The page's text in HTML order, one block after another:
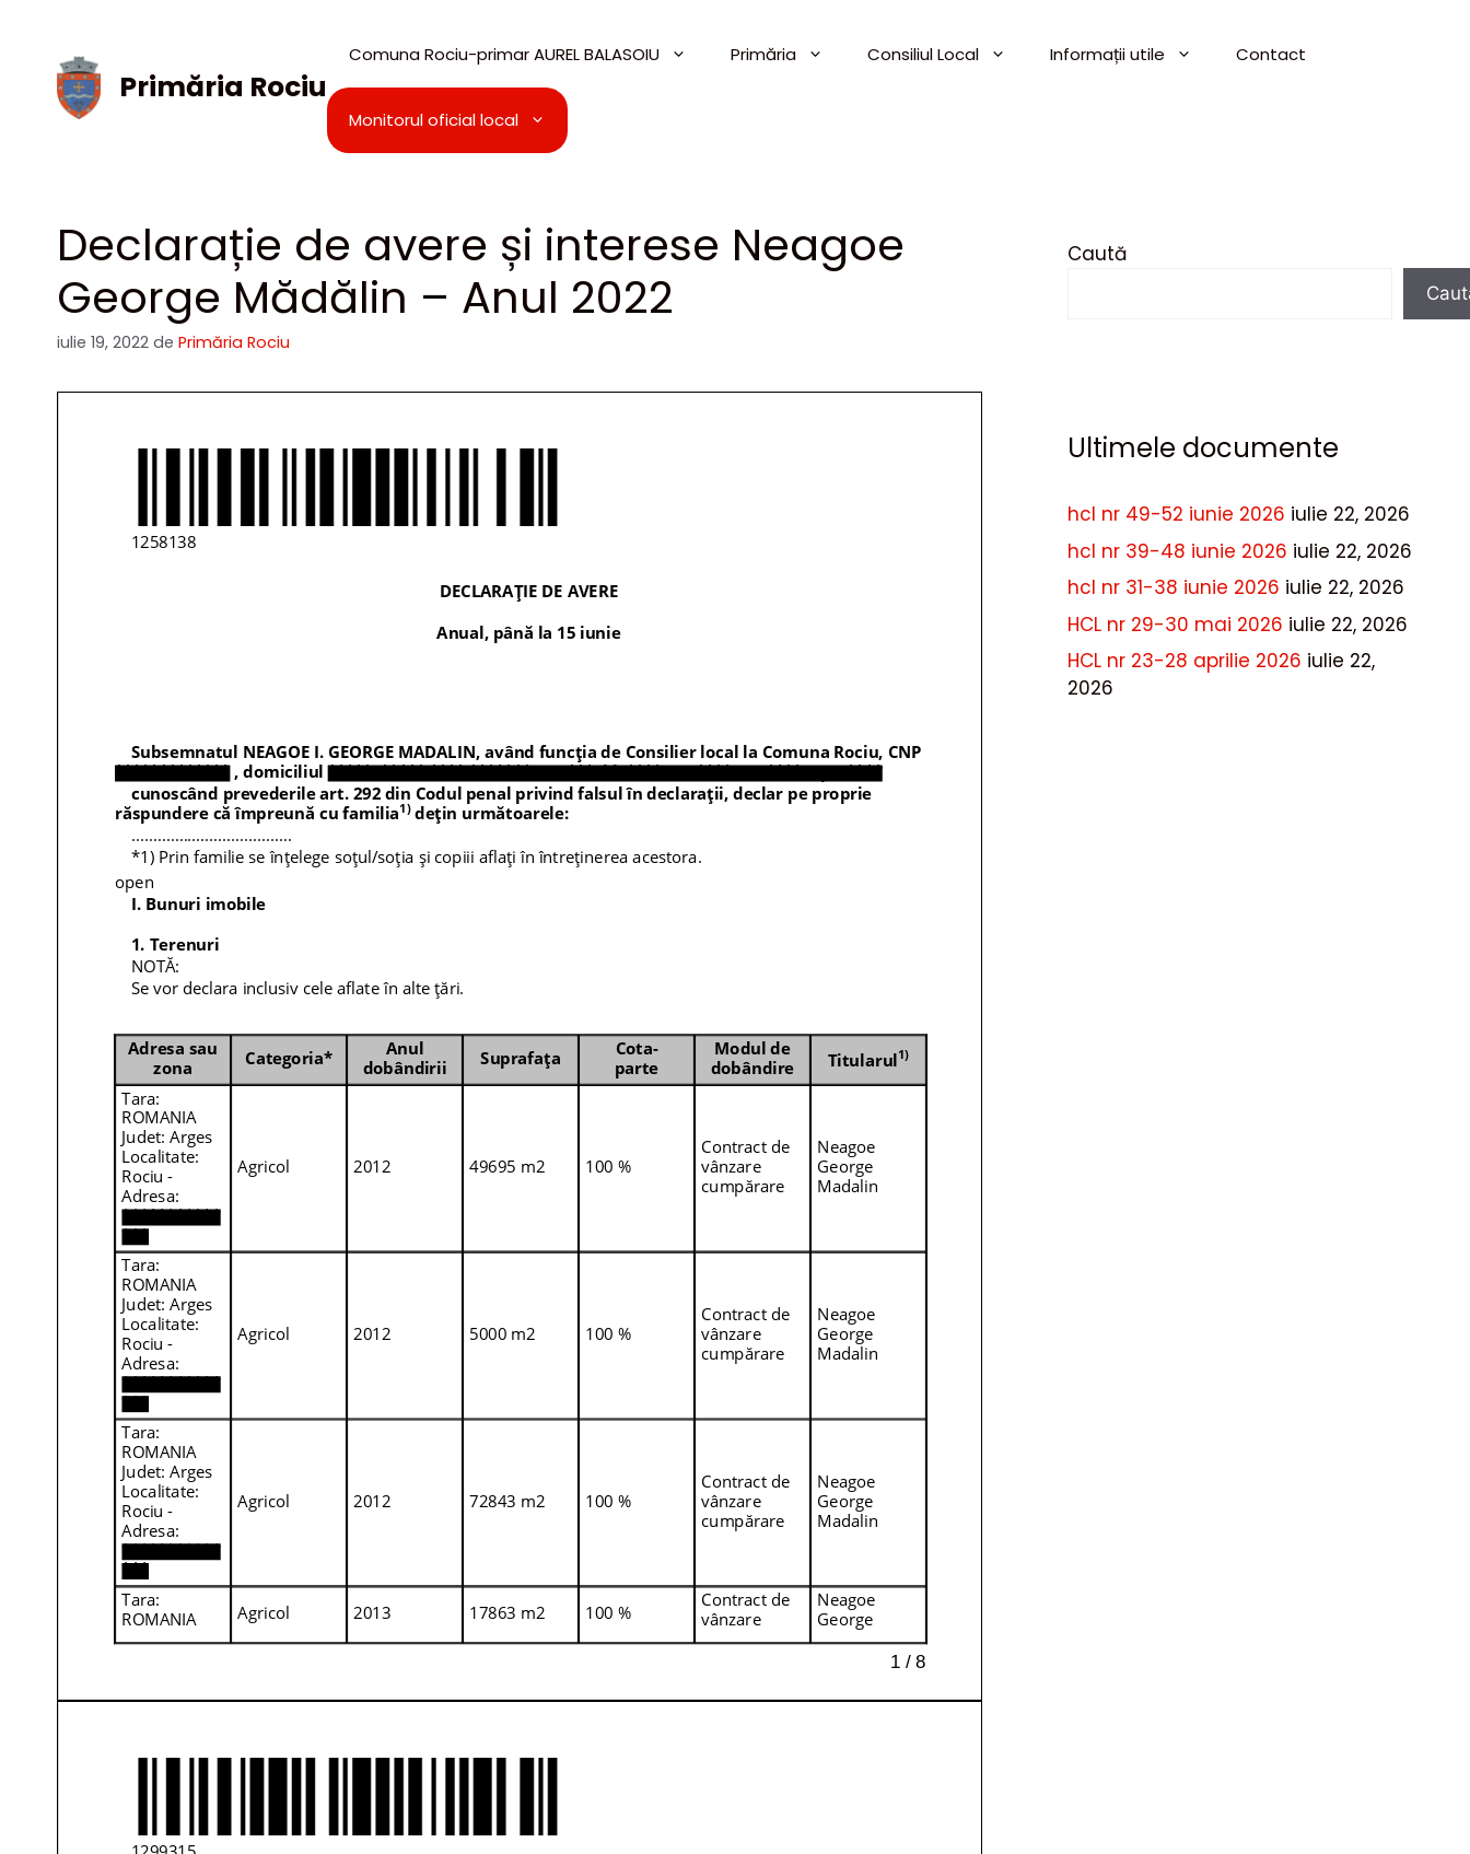
conținut
Primăria Rociu
Comuna Rociu-primar AUREL BALASOIU Primăria Consiliul Local Informații utile Contact
Monitorul oficial local
Declarație de avere și interese Neagoe
George Mădălin – Anul 2022
iulie 19, 2022 de Primăria Rociu
Caută
Ultimele documente
hcl nr 49-52 iunie 2026 iulie 22, 2026
hcl nr 39-48 iunie 2026 iulie 22, 2026
hcl nr 31-38 iunie 2026 iulie 22, 2026
HCL nr 29-30 mai 2026 iulie 22, 2026
HCL nr 23-28 aprilie 2026 iulie 22,
2026